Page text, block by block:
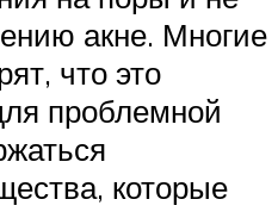
акне. Многие
что это
проблемной
которые